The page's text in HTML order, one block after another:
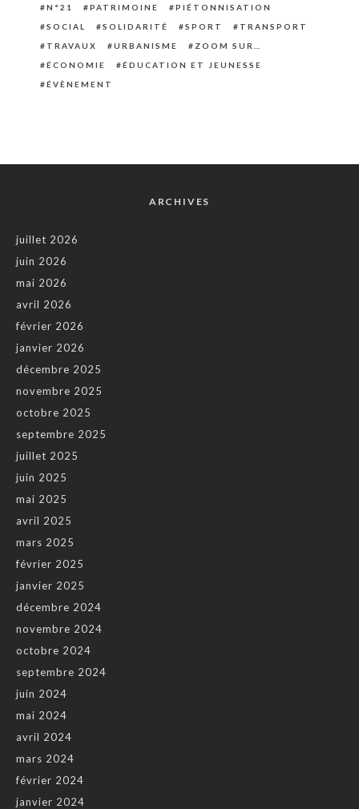
N°21 PATRIMOINE
PIÉTONNISATION
SOCIAL
SOLIDARITÉ SPORT
TRANSPORT
TRAVAUX
URBANISME
ZOOM SUR…
ÉCONOMIE
ÉDUCATION ET JEUNESSE
ÉVÈNEMENT
ARCHIVES
juillet 2026
juin 2026
mai 2026
avril 2026
février 2026
janvier 2026
décembre 2025
novembre 2025
octobre 2025
septembre 2025
juillet 2025
juin 2025
mai 2025
avril 2025
mars 2025
février 2025
janvier 2025
décembre 2024
novembre 2024
octobre 2024
septembre 2024
juin 2024
mai 2024
avril 2024
mars 2024
février 2024
janvier 2024